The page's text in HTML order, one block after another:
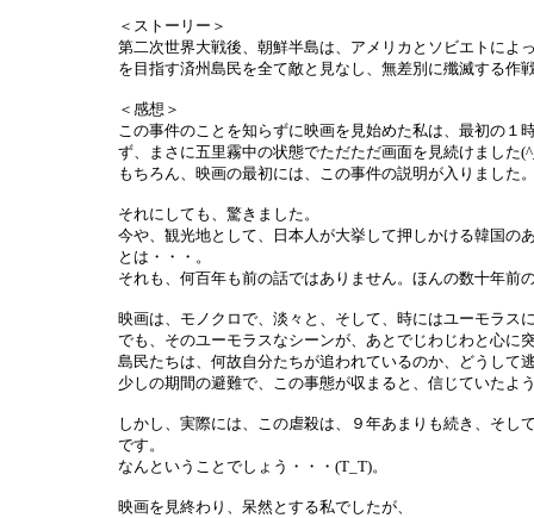
＜ストーリー＞
第二次世界大戦後、朝鮮半島は、アメリカとソビエトによ
を目指す済州島民を全て敵と見なし、無差別に殲滅する作
＜感想＞
この事件のことを知らずに映画を見始めた私は、最初の１
ず、まさに五里霧中の状態でただただ画面を見続けました
もちろん、映画の最初には、この事件の説明が入りました
それにしても、驚きました。
今や、観光地として、日本人が大挙して押しかける韓国の
とは・・・。
それも、何百年も前の話ではありません。ほんの数十年前
映画は、モノクロで、淡々と、そして、時にはユーモラス
でも、そのユーモラスなシーンが、あとでじわじわと心に
島民たちは、何故自分たちが追われているのか、どうして
少しの期間の避難で、この事態が収まると、信じていたよ
しかし、実際には、この虐殺は、９年あまりも続き、そし
です。
なんということでしょう・・・(T_T)。
映画を見終わり、呆然とする私でしたが、